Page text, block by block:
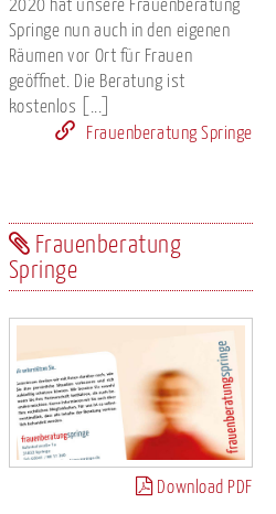
2020 hat unsere Frauenberatung
Springe nun auch in den eigenen
Räumen vor Ort für Frauen
geöffnet. Die Beratung ist
kostenlos [...]
Frauenberatung Springe
Frauenberatung
Springe
Download PDF